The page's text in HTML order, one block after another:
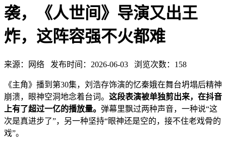
袭，《人世间》导演又出王
炸，这阵容强不火都难
来源：网络 发布时间：2026-06-03 浏览次数：158
《主角》播到第30集，刘浩存饰演的忆秦娥在舞台坍塌后精神
崩溃，眼神空洞地念着台词。 这段表演被单独剪出来，在抖音
上有了超过一亿的播放量。 弹幕里飘过两种声音，一种说“这
次是真进步了”，另一种坚持“眼神还是空的，接不住老戏骨的
戏”。